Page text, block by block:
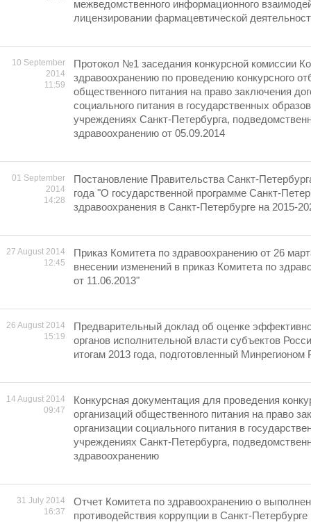
межведомственного информационного
лицензировании фармацевтической
10 September
2014
11:59
Протокол №1 заседания конкурсной комиссии
здравоохранению по проведению конкурсного
общественного питания на право заключения
социального питания в государственных
учреждениях Санкт-Петербурга,
здравоохранению oт 05.09.2014
01 September
2014
14:28
Постановление Правительства Санкт-
года "О государственной программе Санкт-
здравоохранения в Санкт-Петербурге на 2015-
27 August 2014
12:45
Приказ Комитета по здравоохранению от 26
внесении изменений в приказ Комитета по
от 11.06.2013"
26 August 2014
15:19
Предварительный доклад об оценке
органов исполнительной власти субъектов
итогам 2013 года, подготовленный Минрегионом
14 August 2014
09:47
Конкурсная документация для проведения
организаций общественного питания на право
организации социального питания в
учреждениях Санкт-Петербурга,
здравоохранению
31 July 2014
16:37
Отчет Комитета по здравоохранению о
противодействия коррупции в Санкт-